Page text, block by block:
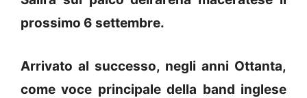
prossimo 6 settembre.
Arrivato al successo, negli anni Ottanta,
come voce principale della band inglese